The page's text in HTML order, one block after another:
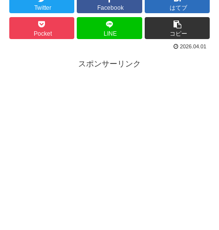
Twitter Facebook はてブ
Pocket LINE コピー
2026.04.01
スポンサーリンク